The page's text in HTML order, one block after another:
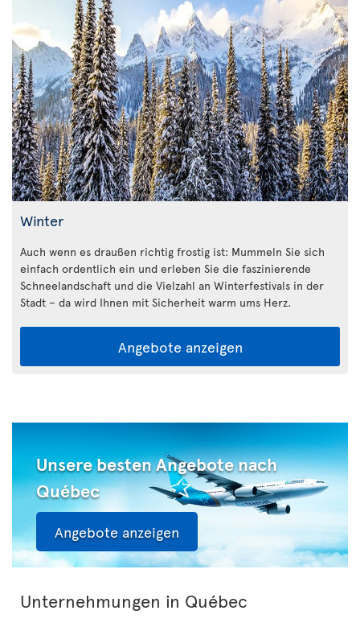
Winter
Auch wenn es draußen richtig frostig ist: Mummeln Sie sich
einfach ordentlich ein und erleben Sie die faszinierende
Schneelandschaft und die Vielzahl an Winterfestivals in der
Stadt – da wird Ihnen mit Sicherheit warm ums Herz.
Angebote anzeigen
Unsere besten Angebote nach
Québec
Angebote anzeigen
Unternehmungen in Québec